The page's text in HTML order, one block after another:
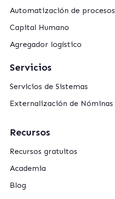
Automatización de procesos
Capital Humano
Agregador logístico
Servicios
Servicios de Sistemas
Externalización de Nóminas
Recursos
Recursos gratuitos
Academia
Blog